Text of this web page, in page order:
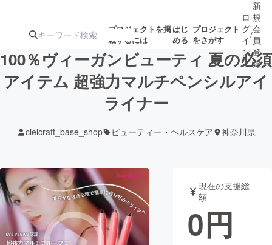
プロジェクトを掲
載するには
はじ
める
プロジェクト
をさがす
注目の新着プロ募集終了が近いプ
テクノロジー・ガジェット
映像・映画 書籍・雑誌
ロ
グ
イ
ン
/
新
規
会
員
登
録
100％ヴィーガンビューティ 夏の必須
アイテム 超強力マルチペンシルアイ
ライナー
cielcraft_base_shop ビューティー・ヘルスケア 神奈川県
現在の支援総
額
0円